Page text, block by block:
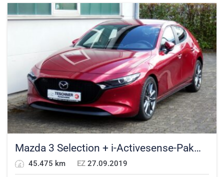
Mazda 3 Selection + i-Activesense-Paket
45.475 km EZ 27.09.2019